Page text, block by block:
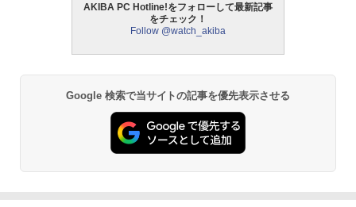
AKIBA PC Hotline!をフォローして最新記事
をチェック！
Follow @watch_akiba
Google 検索で当サイトの記事を優先表示させる